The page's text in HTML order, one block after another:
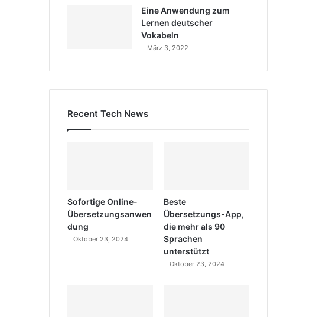
Eine Anwendung zum
Lernen deutscher
Vokabeln
März 3, 2022
Recent Tech News
Sofortige Online-
Übersetzungsanwen
dung
Oktober 23, 2024
Beste
Übersetzungs-App,
die mehr als 90
Sprachen
unterstützt
Oktober 23, 2024